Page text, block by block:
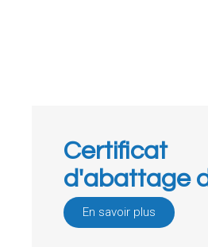
Certificat
d'abattage
En savoir plus